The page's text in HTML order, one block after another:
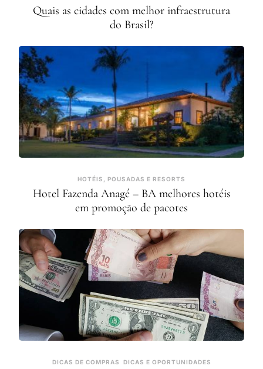
Quais as cidades com melhor infraestrutura
do Brasil?
HOTÉIS, POUSADAS E RESORTS
Hotel Fazenda Anagé – BA melhores hotéis
em promoção de pacotes
DICAS DE COMPRAS DICAS E OPORTUNIDADES